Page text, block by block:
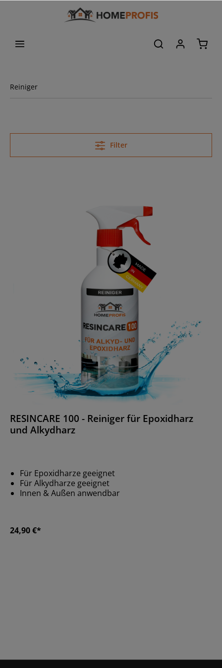
Reiniger
Filter
RESINCARE 100 - Reiniger für Epoxidharz
und Alkydharz
Für Epoxidharze geeignet
Für Alkydharze geeignet
Innen & Außen anwendbar
24,90 €*